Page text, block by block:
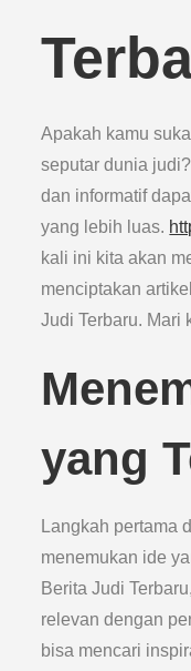
Apakah kamu
seputar dunia
dan informatif
yang lebih luas.
kali ini kita akan
menciptakan
Judi Terbaru. Mari
yang
Langkah pertama
menemukan ide
Berita Judi
relevan dengan
bisa mencari